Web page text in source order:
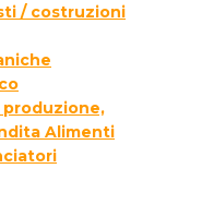
/ costruzioni
Alimenti